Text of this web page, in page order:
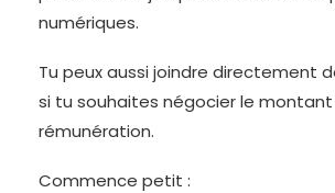
numériques.
Tu peux aussi joindre directement
si tu souhaites négocier le
rémunération.
Commence petit :